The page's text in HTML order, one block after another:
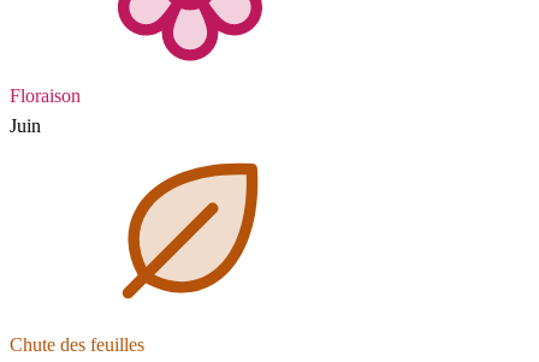
Floraison
Juin
Chute des feuilles